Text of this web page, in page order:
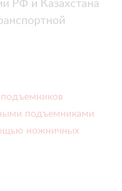
РФ и Казахстана
подъемников
подъемниками
ножничных